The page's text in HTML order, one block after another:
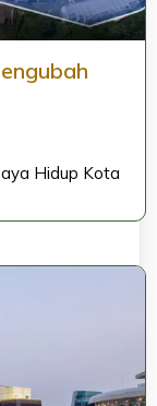
Hidup Kota